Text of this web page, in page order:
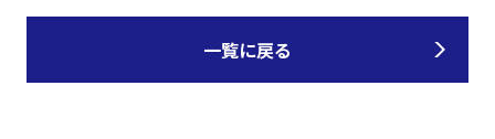
一覧に戻る